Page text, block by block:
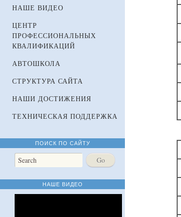
НАШЕ ВИДЕО
ЦЕНТР
ПРОФЕССИОНАЛЬНЫХ
КВАЛИФИКАЦИЙ
АВТОШКОЛА
СТРУКТУРА САЙТА
НАШИ ДОСТИЖЕНИЯ
ТЕХНИЧЕСКАЯ ПОДДЕРЖКА
ПОИСК ПО САЙТУ
НАШЕ ВИДЕО